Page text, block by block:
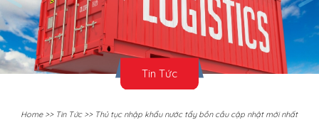
Tin Tức
Home>> Tin Tức>> Thủ tục nhập khẩu nước tẩy bồn cầu cập nhật mới nhất